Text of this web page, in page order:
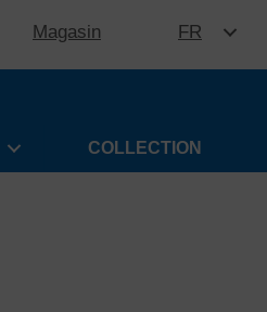
Magasin FR
COLLECTION